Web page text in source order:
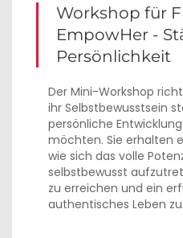
Workshop für
EmpowHer -
Persönlichkeit
Der Mini-Workshop
ihr Selbstbewusstsein
persönliche
möchten. Sie erhalten
wie sich das volle
selbstbewusst
zu erreichen und ein
authentisches Leben